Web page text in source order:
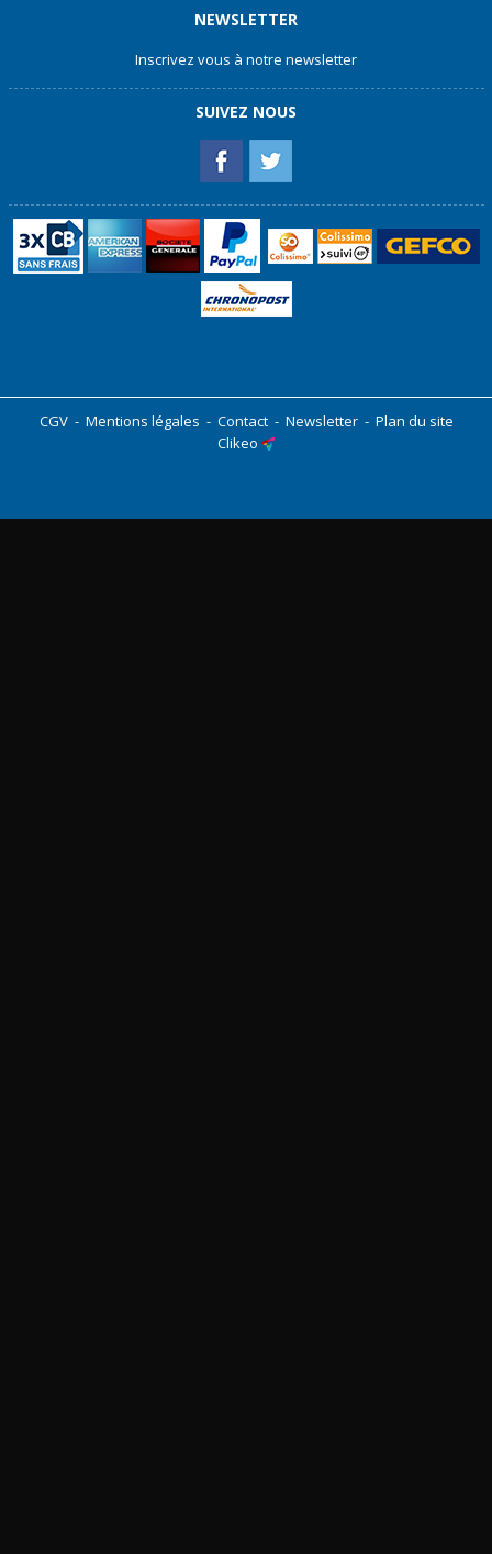
NEWSLETTER
Inscrivez vous à notre newsletter
SUIVEZ NOUS
CGV- Mentions légales - Contact- Newsletter- Plan du site
Clikeo